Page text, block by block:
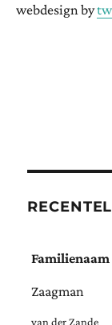
webdesign by
Familienaam
Zaagman
van der Zande